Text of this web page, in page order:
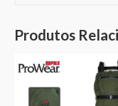
Produtos